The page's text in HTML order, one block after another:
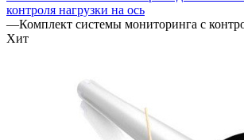
контроля нагрузки на ось
—Комплект системы мониторинга с
Хит